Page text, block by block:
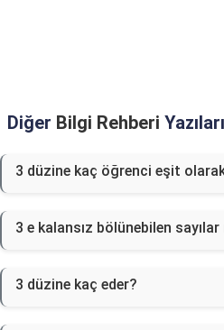
Diğer Bilgi Rehberi Yazıları
3 düzine kaç öğrenci eşit olarak
3 e kalansız bölünebilen
3 düzine kaç eder?